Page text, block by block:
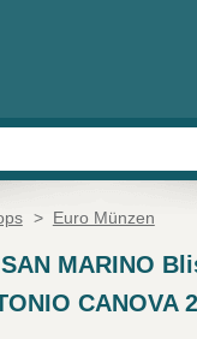
> Euro Münzen
SAN MARINO
CANOVA